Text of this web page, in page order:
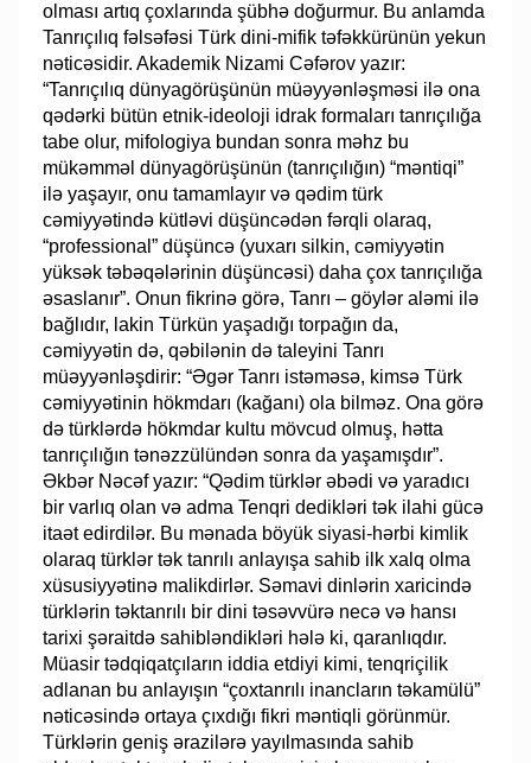
olması artıq çoxlarında şübhə doğurmur. Bu anlamda
Tanrıçılıq fəlsəfəsi Türk dini-mifik təfəkkürünün yekun
nəticəsidir. Akademik Nizami Cəfərov yazır:
“Tanrıçılıq dünyagörüşünün müəyyənləşməsi ilə ona
qədərki bütün etnik-ideoloji idrak formaları tanrıçılığa
tabe olur, mifologiya bundan sonra məhz bu
mükəmməl dünyagörüşünün (tanrıçılığın) “məntiqi”
ilə yaşayır, onu tamamlayır və qədim türk
cəmiyyətində kütləvi düşüncədən fərqli olaraq,
“professional” düşüncə (yuxarı silkin, cəmiyyətin
yüksək təbəqələrinin düşüncəsi) daha çox tanrıçılığa
əsaslanır”. Onun fikrinə görə, Tanrı – göylər aləmi ilə
bağlıdır, lakin Türkün yaşadığı torpağın da,
cəmiyyətin də, qəbilənin də taleyini Tanrı
müəyyənləşdirir: “Əgər Tanrı istəməsə, kimsə Türk
cəmiyyətinin hökmdarı (kağanı) ola bilməz. Ona görə
də türklərdə hökmdar kultu mövcud olmuş, hətta
tanrıçılığın tənəzzülündən sonra da yaşamışdır”.
Əkbər Nəcəf yazır: “Qədim türklər əbədi və yaradıcı
bir varlıq olan və adma Tenqri dedikləri tək ilahi gücə
itaət edirdilər. Bu mənada böyük siyasi-hərbi kimlik
olaraq türklər tək tanrılı anlayışa sahib ilk xalq olma
xüsusiyyətinə malikdirlər. Səmavi dinlərin xaricində
türklərin təktanrılı bir dini təsəvvürə necə və hansı
tarixi şəraitdə sahibləndikləri hələ ki, qaranlıqdır.
Müasir tədqiqatçıların iddia etdiyi kimi, tenqriçilik
adlanan bu anlayışın “çoxtanrılı inancların təkamülü”
nəticəsində ortaya çıxdığı fikri məntiqli görünmür.
Türklərin geniş ərazilərə yayılmasında sahib